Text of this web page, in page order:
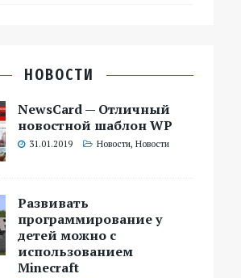
НОВОСТИ
NewsCard — Отличный
новостной шаблон WP
31.01.2019 Новости,Новости
Развивать
программирование у
детей можно с
использованием
Minecraft